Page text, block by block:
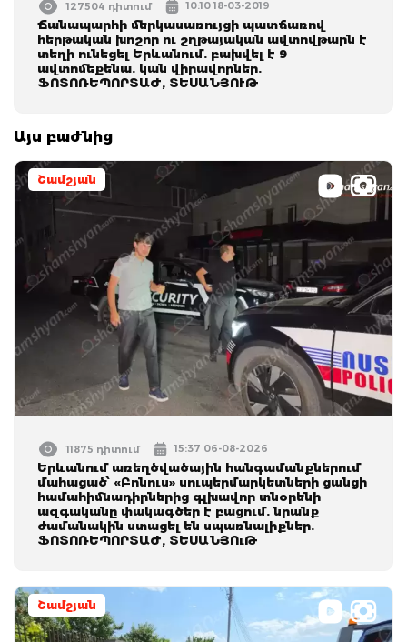
127504 դիտում 10:10 18-03-2019
Ճանապարհի մերկասառույցի պատճառով
հերթական խոշոր ու շղթայական ավտովթարն է
տեղի ունեցել Երևանում. բախվել է 9
ավտոմեքենա. կան վիրավորներ.
ՖՈՏՈՌԵՊՈՐՏԱԺ, ՏԵՍԱՆՅՈՒԹ
Այս բաժնից
Շամշյան
11875 դիտում 15:37 06-08-2026
Երևանում առեղծվածային հանգամանքներում
մահացած՝ «Բոնուս» սուպերմարկետների ցանցի
համահիմնադիրներից գլխավոր տնօրենի
ազգականը փակագծեր է բացում. նրանք
ժամանակին ստացել են սպառնալիքներ.
ՖՈՏՈՌԵՊՈՐՏԱԺ, ՏԵՍԱՆՅՈւԹ
Շամշյան